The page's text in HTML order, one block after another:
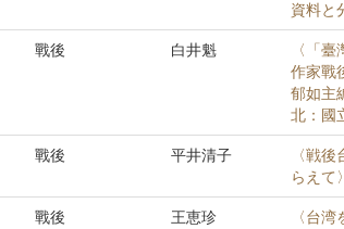
資料と
戰後 白井魁
〈「
作家戰
郁如主
北：國
戰後 平井清子
〈戦
らえて
戰後 王恵珍
〈台